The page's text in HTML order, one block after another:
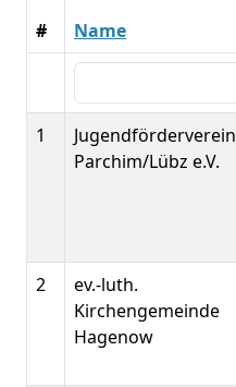
# Name
1
Jugendförderverein
Parchim/Lübz e.V.
2
ev.-luth.
Kirchengemeinde
Hagenow